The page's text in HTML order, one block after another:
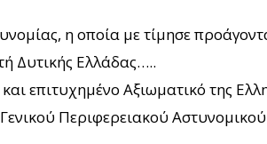
η οποία με τίμησε
Δυτικής Ελλάδας…..
επιτυχημένο Αξιωματικό της
Περιφερειακού